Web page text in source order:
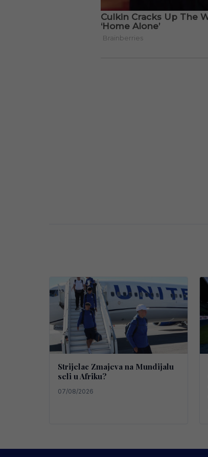
Strijelac Zmajeva na Mundijalu
seli u Afriku?
07/08/2026